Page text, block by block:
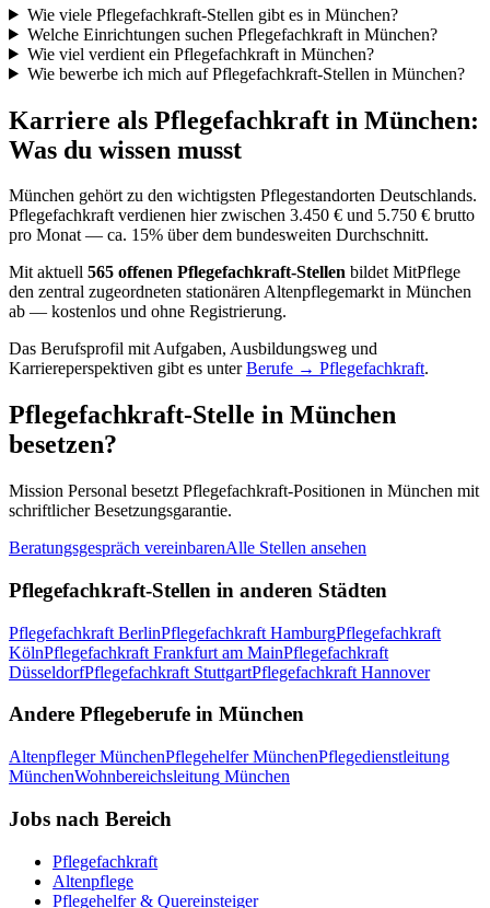
Wie viele Pflegefachkraft-Stellen gibt es in München?
Welche Einrichtungen suchen Pflegefachkraft in München?
Wie viel verdient ein Pflegefachkraft in München?
Wie bewerbe ich mich auf Pflegefachkraft-Stellen in München?
Karriere als Pflegefachkraft in München:
Was du wissen musst
München gehört zu den wichtigsten Pflegestandorten Deutschlands.
Pflegefachkraft verdienen hier zwischen 3.450 € und 5.750 € brutto
pro Monat — ca. 15% über dem bundesweiten Durchschnitt.
Mit aktuell 565 offenen Pflegefachkraft-Stellen bildet MitPflege
den zentral zugeordneten stationären Altenpflegemarkt in München
ab — kostenlos und ohne Registrierung.
Das Berufsprofil mit Aufgaben, Ausbildungsweg und
Karriereperspektiven gibt es unter Berufe → Pflegefachkraft.
Pflegefachkraft-Stelle in München
besetzen?
Mission Personal besetzt Pflegefachkraft-Positionen in München mit
schriftlicher Besetzungsgarantie.
Beratungsgespräch vereinbarenAlle Stellen ansehen
Pflegefachkraft-Stellen in anderen Städten
Pflegefachkraft BerlinPflegefachkraft HamburgPflegefachkraft
KölnPflegefachkraft Frankfurt am MainPflegefachkraft
DüsseldorfPflegefachkraft StuttgartPflegefachkraft Hannover
Andere Pflegeberufe in München
Altenpfleger MünchenPflegehelfer MünchenPflegedienstleitung
MünchenWohnbereichsleitung München
Jobs nach Bereich
Pflegefachkraft
Altenpflege
Pflegehelfer & Quereinsteiger